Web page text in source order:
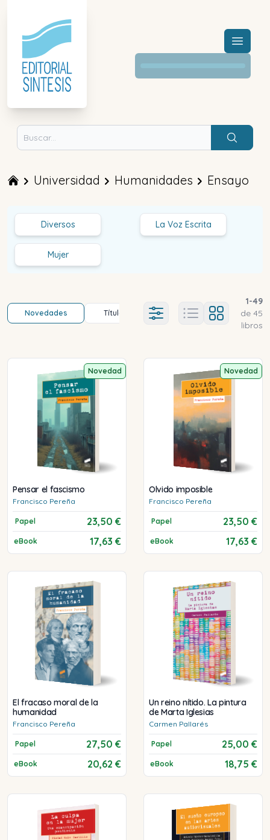
Menú
Buscar
Universidad Humanidades Ensayo
Diversos La Voz Escrita
Mujer
Novedades Título (a-z) Título (z-a)
Ajustes abierto
1-49
de 45
libros
Novedad
Pensar el fascismo
Francisco Pereña
Papel 23,50 €
eBook 17,63 €
Novedad
Olvido imposible
Francisco Pereña
Papel 23,50 €
eBook 17,63 €
El fracaso moral de la
humanidad
Francisco Pereña
Papel 27,50 €
eBook 20,62 €
Un reino nítido. La pintura
de Marta Iglesias
Carmen Pallarés
Papel 25,00 €
eBook 18,75 €